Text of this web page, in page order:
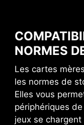
NORMES
Les cartes
les normes de
Elles vous
périphériques
jeux se
MSI
AIDA64
is an
information,
the
hardware and
save it to file in